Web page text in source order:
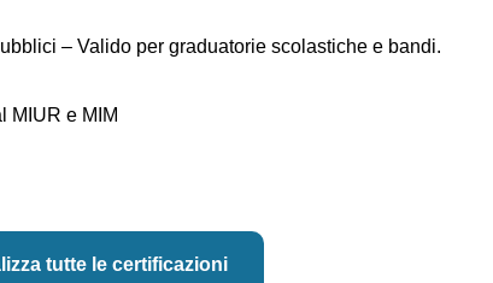
– Valido per graduatorie scolastiche e bandi.
MIUR e MIM
tutte le certificazioni